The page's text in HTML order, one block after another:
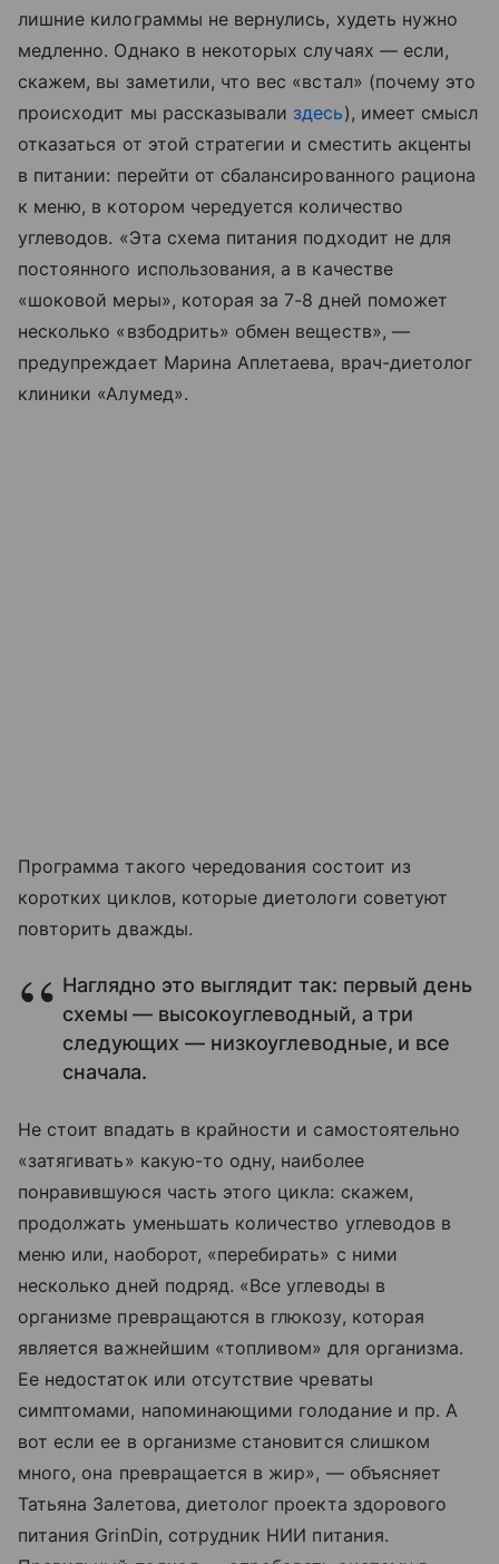
лишние килограммы не вернулись, худеть нужно
медленно. Однако в некоторых случаях — если,
скажем, вы заметили, что вес «встал» (почему это
происходит мы рассказывали здесь), имеет смысл
отказаться от этой стратегии и сместить акценты
в питании: перейти от сбалансированного рациона
к меню, в котором чередуется количество
углеводов. «Эта схема питания подходит не для
постоянного использования, а в качестве
«шоковой меры», которая за 7-8 дней поможет
несколько «взбодрить» обмен веществ», —
предупреждает Марина Аплетаева, врач-диетолог
клиники «Алумед».
Программа такого чередования состоит из
коротких циклов, которые диетологи советуют
повторить дважды.
Наглядно это выглядит так: первый день
схемы — высокоуглеводный, а три
следующих — низкоуглеводные, и все
сначала.
Не стоит впадать в крайности и самостоятельно
«затягивать» какую-то одну, наиболее
понравившуюся часть этого цикла: скажем,
продолжать уменьшать количество углеводов в
меню или, наоборот, «перебирать» с ними
несколько дней подряд. «Все углеводы в
организме превращаются в глюкозу, которая
является важнейшим «топливом» для организма.
Ее недостаток или отсутствие чреваты
симптомами, напоминающими голодание и пр. А
вот если ее в организме становится слишком
много, она превращается в жир», — объясняет
Татьяна Залетова, диетолог проекта здорового
питания GrinDin, сотрудник НИИ питания.